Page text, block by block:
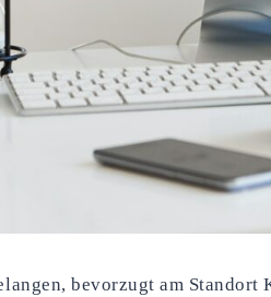
bevorzugt am Standort